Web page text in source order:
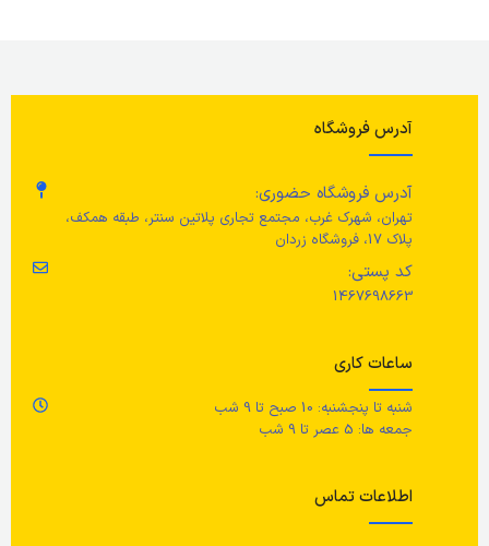
کننده ملایم پاک کنید. سپس، با یک
32 سانتی متر
عرض 28 سانتی متر
ارتفاع 25 سانتی متر
آدرس فروشگاه
آدرس فروشگاه حضوری:
تهران، شهرک غرب، مجتمع تجاری پلاتین سنتر، طبقه همکف،
پلاک 17، فروشگاه زردان
کد پستی:
1467698663
ساعات کاری
شنبه تا پنجشنبه: 10 صبح تا 9 شب
جمعه ها: 5 عصر تا 9 شب
اطلاعات تماس